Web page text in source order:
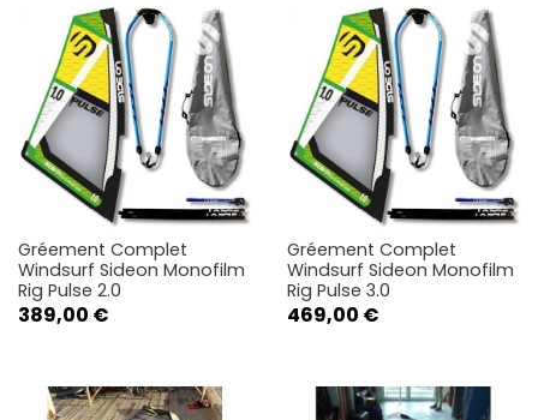
Gréement Complet
Windsurf Sideon Monofilm
Rig Pulse 2.0
Prix
389,00 €
Gréement Complet
Windsurf Sideon Monofilm
Rig Pulse 3.0
Prix
469,00 €